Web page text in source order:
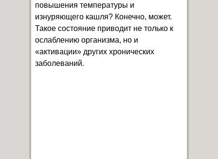
повышения температуры и
изнуряющего кашля? Конечно, может.
Такое состояние приводит не только к
ослаблению организма, но и
«активации» других хронических
заболеваний.